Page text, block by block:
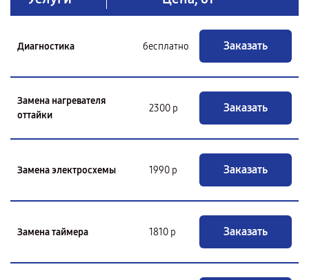
Диагностика бесплатно Заказать
Замена нагревателя
оттайки
2300 р Заказать
Замена электросхемы 1990 р Заказать
Замена таймера 1810 р Заказать